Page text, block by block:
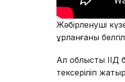
Жәбірленуші
ұрланғаны
Ал облыстық
тексеріліп